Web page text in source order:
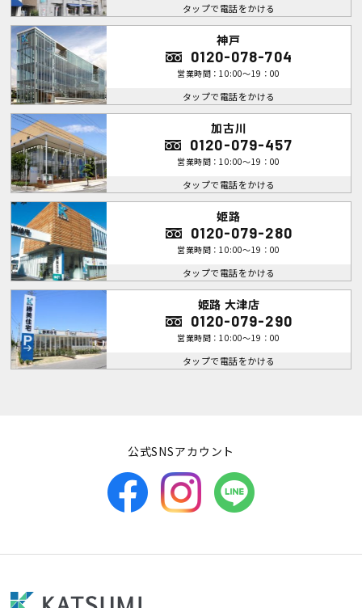
タップで電話をかける
神戸
0120-078-704
営業時間：10:00～19：00
タップで電話をかける
加古川
0120-079-457
営業時間：10:00～19：00
タップで電話をかける
姫路
0120-079-280
営業時間：10:00～19：00
タップで電話をかける
姫路 大津店
0120-079-290
営業時間：10:00～19：00
タップで電話をかける
公式SNSアカウント